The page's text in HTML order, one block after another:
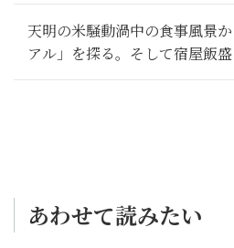
天明の米騒動渦中の食事風景
アル」を探る。そして宿屋飯
い？【べらぼう～蔦重栄華乃
あわせて読みたい